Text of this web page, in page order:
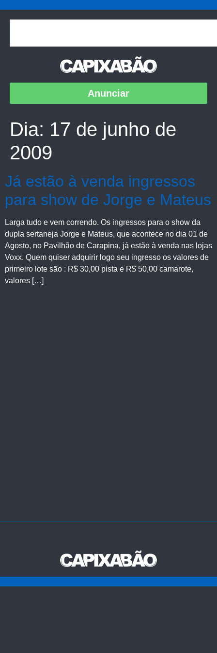
Anunciar
Dia: 17 de junho de
2009
Já estão à venda ingressos
para show de Jorge e Mateus
Larga tudo e vem correndo. Os ingressos para o show da
dupla sertaneja Jorge e Mateus, que acontece no dia 01 de
Agosto, no Pavilhão de Carapina, já estão à venda nas lojas
Voxx. Quem quiser adquirir logo seu ingresso os valores de
primeiro lote são : R$ 30,00 pista e R$ 50,00 camarote,
valores […]